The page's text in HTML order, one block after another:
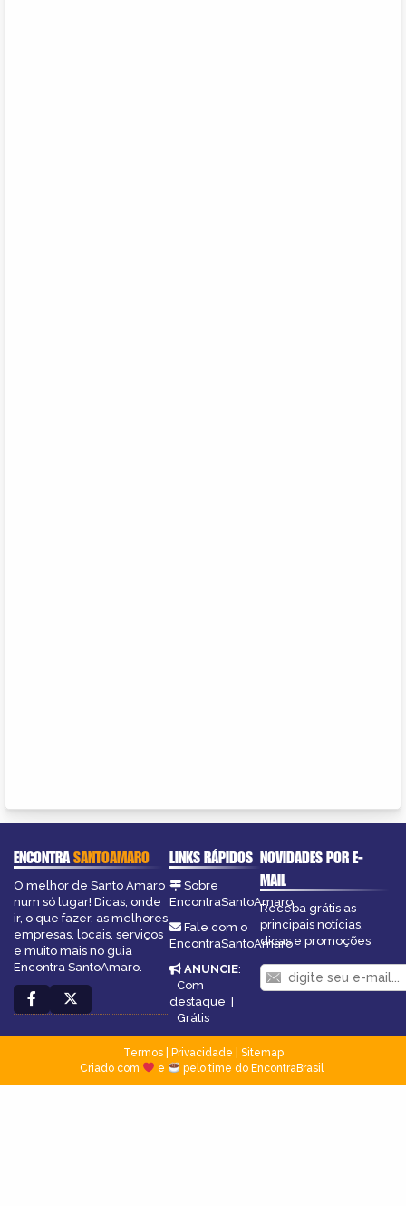
ENCONTRASANTOAMARO
O melhor de Santo Amaro
num só lugar! Dicas, onde
ir, o que fazer, as melhores
empresas, locais, serviços
e muito mais no guia
Encontra SantoAmaro.
LINKS RÁPIDOS
Sobre
EncontraSantoAmaro
Fale com o
EncontraSantoAmaro
ANUNCIE:
Com
destaque |
Grátis
NOVIDADES POR E-
MAIL
Receba grátis as
principais notícias,
dicas e promoções
Termos| Privacidade
Sitemap
Criado com
e pelo time do EncontraBrasil